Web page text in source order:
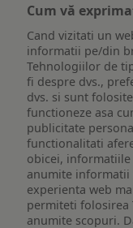
Cum vă
Cand vizitati un
informatii pe/din
Tehnologiilor de
fi despre dvs.,
dvs. si sunt
functioneze asa
publicitate
functionalitati
obicei,
anumite informatii
experienta web
permiteti folosirea
anumite scopuri.